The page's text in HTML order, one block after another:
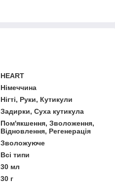
HEART
Німеччина
Нігті, Руки, Кутикули
Задирки, Суха кутикула
Пом'якшення, Зволоження,
Відновлення, Регенерація
Зволожуюче
Всі типи
30 мл
30 г